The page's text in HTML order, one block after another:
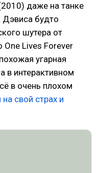
даже на танке
будто
шутера от
One Lives Forever
угарная
в интерактивном
в очень плохом
свой страх и